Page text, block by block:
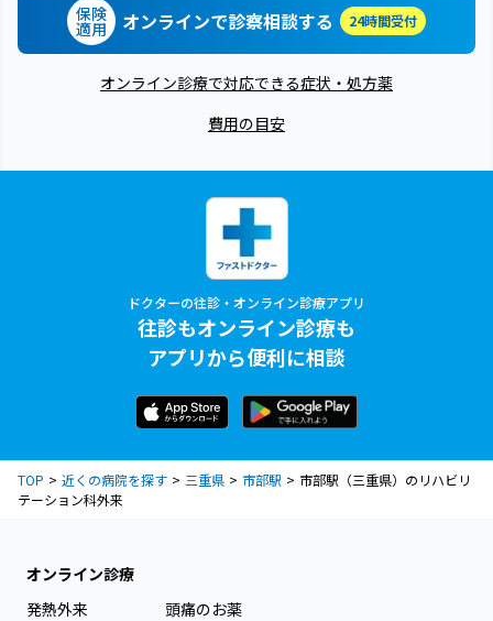
保険
適用 オンラインで診察相談する 24時間受付
オンライン診療で対応できる症状・処方薬
費用の目安
ドクターの往診・オンライン診療アプリ
往診もオンライン診療も
アプリから便利に相談
TOP 近くの病院を探す 三重県 市部駅
市部駅（三重県）のリハビリ
テーション科外来
オンライン診療
発熱外来
頭痛のお薬